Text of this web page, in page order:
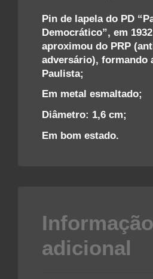
Pin de lapela do PD
Democrático”, em
aproximou do PRP
adversário), formando
Paulista;
Em metal esmaltado;
Diâmetro: 1,6 cm;
Em bom estado.
Informação
adicional